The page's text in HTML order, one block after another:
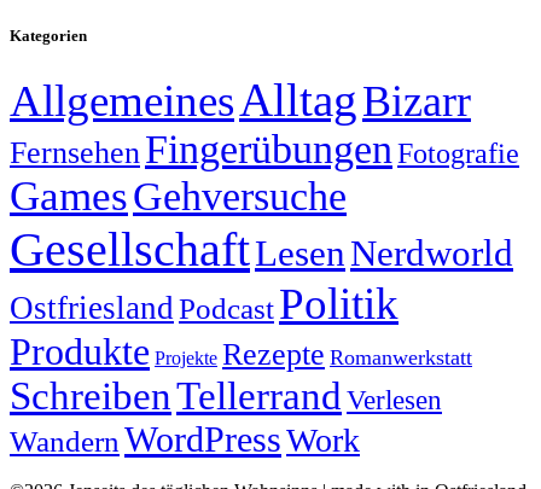
Kategorien
AllgemeinesAlltagBizarr
FernsehenFingerübungen Fotografie
GamesGehversuche
GesellschaftLesenNerdworld
OstfrieslandPodcastPolitik
Produkte Projekte Rezepte Romanwerkstatt
SchreibenTellerrand Verlesen
Wandern WordPressWork